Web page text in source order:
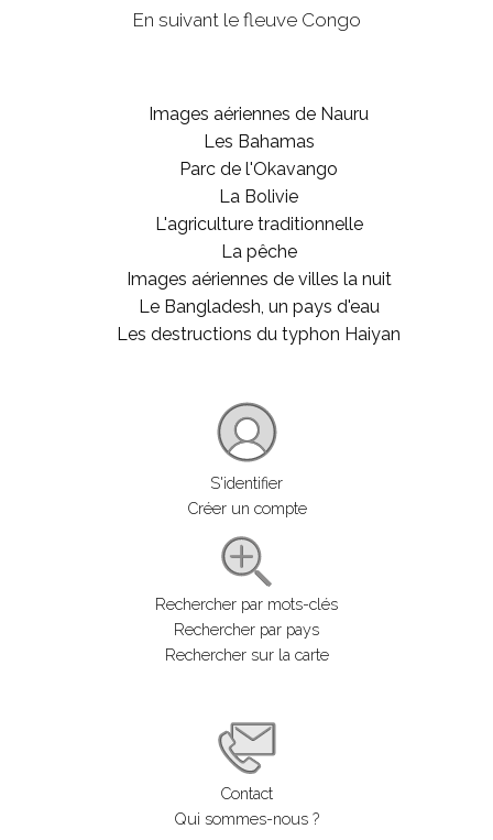
En suivant le fleuve Congo
Images aériennes de Nauru
Les Bahamas
Parc de l'Okavango
La Bolivie
L'agriculture traditionnelle
La pêche
Images aériennes de villes la nuit
Le Bangladesh, un pays d'eau
Les destructions du typhon Haiyan
S'identifier
Créer un compte
Rechercher par mots-clés
Rechercher par pays
Rechercher sur la carte
Contact
Qui sommes-nous ?